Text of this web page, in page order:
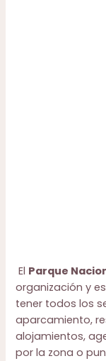
El Parque
organización y
tener todos los
aparcamiento,
alojamientos,
por la zona o